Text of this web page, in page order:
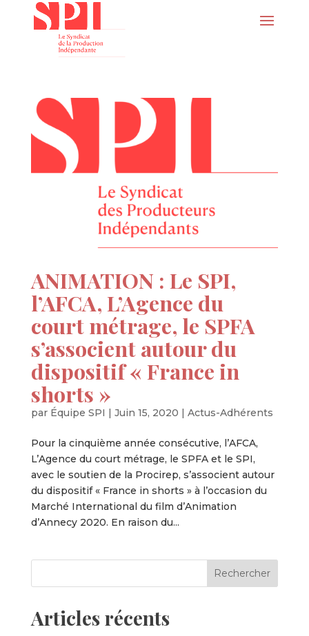
ANIMATION : Le SPI,
l’AFCA, L’Agence du
court métrage, le SPFA
s’associent autour du
dispositif « France in
shorts »
par Équipe SPI | Juin 15, 2020 | Actus-Adhérents
Pour la cinquième année consécutive, l’AFCA,
L’Agence du court métrage, le SPFA et le SPI,
avec le soutien de la Procirep, s’associent autour
du dispositif « France in shorts » à l’occasion du
Marché International du film d’Animation
d’Annecy 2020. En raison du...
Articles récents